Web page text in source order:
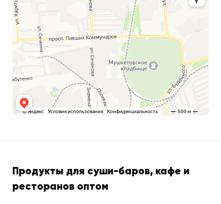
Продукты для суши-баров, кафе и
ресторанов оптом